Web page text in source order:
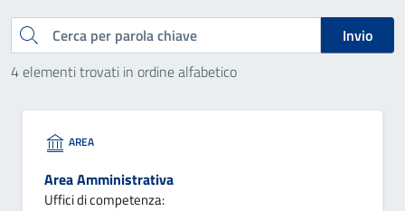
Cerca
Invio
4 elementi trovati in ordine alfabetico
AREA
Area Amministrativa
Uffici di competenza: